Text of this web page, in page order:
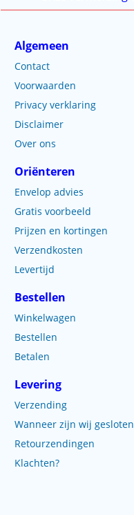
Algemeen
Contact
Voorwaarden
Privacy verklaring
Disclaimer
Over ons
Oriënteren
Envelop advies
Gratis voorbeeld
Prijzen en kortingen
Verzendkosten
Levertijd
Bestellen
Winkelwagen
Bestellen
Betalen
Levering
Verzending
Wanneer zijn wij gesloten
Retourzendingen
Klachten?